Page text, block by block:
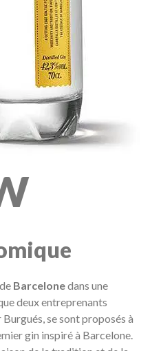
Barcelonedans une
deux entreprenants
se sont proposés à
gin inspiré à Barcelone.